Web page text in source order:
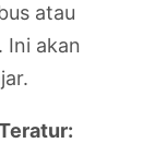
atau
Ini akan